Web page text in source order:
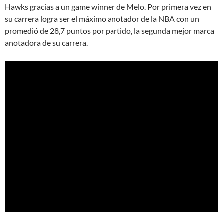
Hawks gracias a un game winner de Melo. Por primera vez en
su carrera logra ser el máximo anotador de la NBA con un
promedió de 28,7 puntos por partido, la segunda mejor marca
anotadora de su carrera.